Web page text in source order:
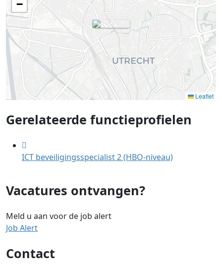
−
Leaflet
Gerelateerde functieprofielen
ICT beveiligingsspecialist 2 (HBO-niveau)
Vacatures ontvangen?
Meld u aan voor de job alert
Job Alert
Contact